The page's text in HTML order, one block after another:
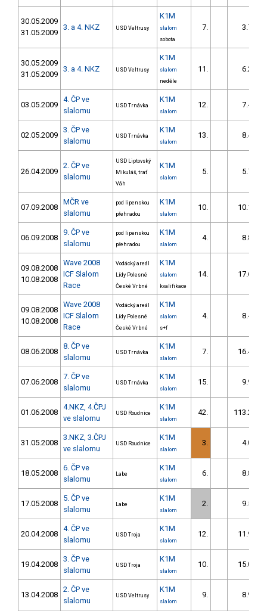
30.05.2009
31.05.2009
3. a 4. NKZ USD Veltrusy
K1M
slalom
sobota
7. 3.72
30.05.2009
31.05.2009
3. a 4. NKZ USD Veltrusy
K1M
slalom
neděle
11. 6.23
03.05.2009
4. ČP ve
slalomu
USD Trnávka
K1M
slalom
12. 7.46
02.05.2009
3. ČP ve
slalomu
USD Trnávka
K1M
slalom
13. 8.48
26.04.2009
2. ČP ve
slalomu
USD Liptovský
Mikuláš, trať
Váh
K1M
slalom
5. 5.77
07.09.2008
MČR ve
slalomu
pod lipenskou
přehradou
K1M
slalom
10. 10.13
06.09.2008
9. ČP ve
slalomu
pod lipenskou
přehradou
K1M
slalom
4. 8.88
09.08.2008
10.08.2008
Wave 2008
ICF Slalom
Race
Vodácký areál
Lídy Polesné
České Vrbné
K1M
slalom
kvalifikace
14. 17.62
09.08.2008
10.08.2008
Wave 2008
ICF Slalom
Race
Vodácký areál
Lídy Polesné
České Vrbné
K1M
slalom
s+f
4. 8.48
08.06.2008
8. ČP ve
slalomu
USD Trnávka
K1M
slalom
7. 16.46
07.06.2008
7. ČP ve
slalomu
USD Trnávka
K1M
slalom
15. 9.98
01.06.2008
4.NKZ, 4.ČPJ
ve slalomu
USD Roudnice
K1M
slalom
42. 113.23
31.05.2008
3.NKZ, 3.ČPJ
ve slalomu
USD Roudnice
K1M
slalom
3. 4.07
18.05.2008
6. ČP ve
slalomu
Labe
K1M
slalom
6. 8.84
17.05.2008
5. ČP ve
slalomu
Labe
K1M
slalom
2. 9.50
20.04.2008
4. ČP ve
slalomu
USD Troja
K1M
slalom
12. 11.91
19.04.2008
3. ČP ve
slalomu
USD Troja
K1M
slalom
10. 15.00
13.04.2008
2. ČP ve
slalomu
USD Veltrusy
K1M
slalom
9. 8.95